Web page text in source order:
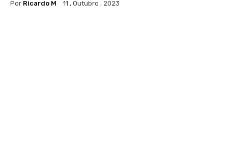
Por Ricardo M 11 , Outubro , 2023